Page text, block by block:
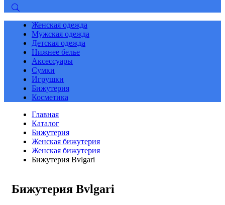
Женская одежда
Мужская одежда
Детская одежда
Нижнее белье
Аксессуары
Сумки
Игрушки
Бижутерия
Косметика
Главная
Каталог
Бижутерия
Женская бижутерия
Женская бижутерия
Бижутерия Bvlgari
Бижутерия Bvlgari